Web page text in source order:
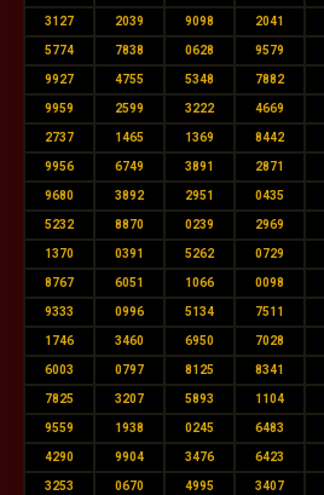
3127 2039 9098 2041
5774 7838 0628 9579
9927 4755 5348 7882
9959 2599 3222 4669
2737 1465 1369 8442
9956 6749 3891 2871
9680 3892 2951 0435
5232 8870 0239 2969
1370 0391 5262 0729
8767 6051 1066 0098
9333 0996 5134 7511
1746 3460 6950 7028
6003 0797 8125 8341
7825 3207 5893 1104
9559 1938 0245 6483
4290 9904 3476 6423
3253 0670 4995 3407